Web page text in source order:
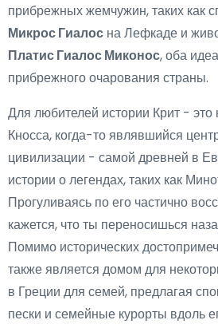
прибрежных жемчужин, таких как
Микрос Гиалос на Лефкаде и
Платис Гиалос Миконос, оба
прибрежного очарования страны.
Для любителей истории Крит -
Кносса, когда-то являвшийся
цивилизации - самой древней в
истории о легендах, таких как
Прогуливаясь по его частично
кажется, что ты переносишься
Помимо исторических
также является домом для
в Греции для семей, предлагая
пески и семейные курорты вдоль